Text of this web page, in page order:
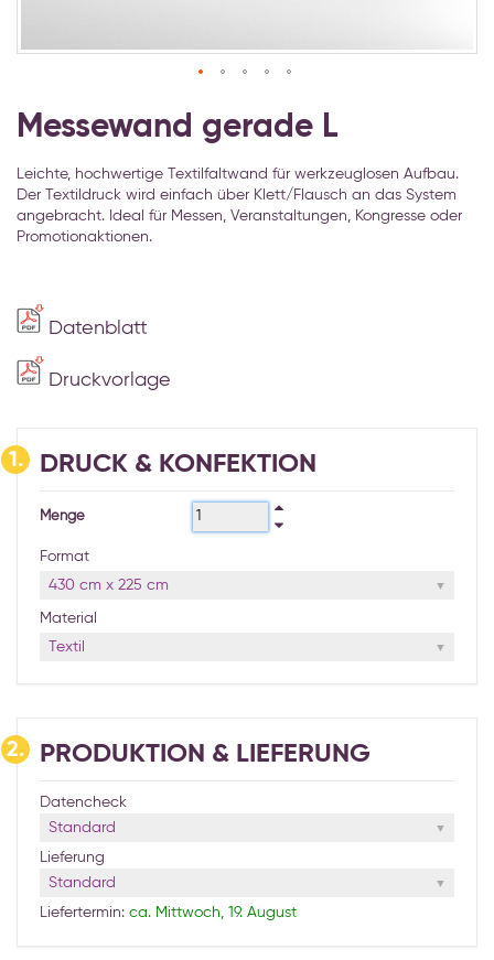
Anfang
der
springen
Messewand gerade L
Leichte, hochwertige Textilfaltwand für werkzeuglosen Aufbau.
Der Textildruck wird einfach über Klett/Flausch an das System
angebracht. Ideal für Messen, Veranstaltungen, Kongresse oder
Promotionaktionen.
Datenblatt
Druckvorlage
1. DRUCK & KONFEKTION
Menge
Format
430 cm x 225 cm
Material
Textil
2. PRODUKTION & LIEFERUNG
Datencheck
Standard
Lieferung
Standard
Liefertermin: ca. Mittwoch, 19. August